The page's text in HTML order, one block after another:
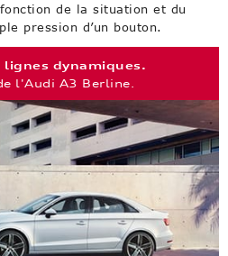
de la situation et du
pression d’un bouton.
lignes dynamiques.
l'Audi A3 Berline.